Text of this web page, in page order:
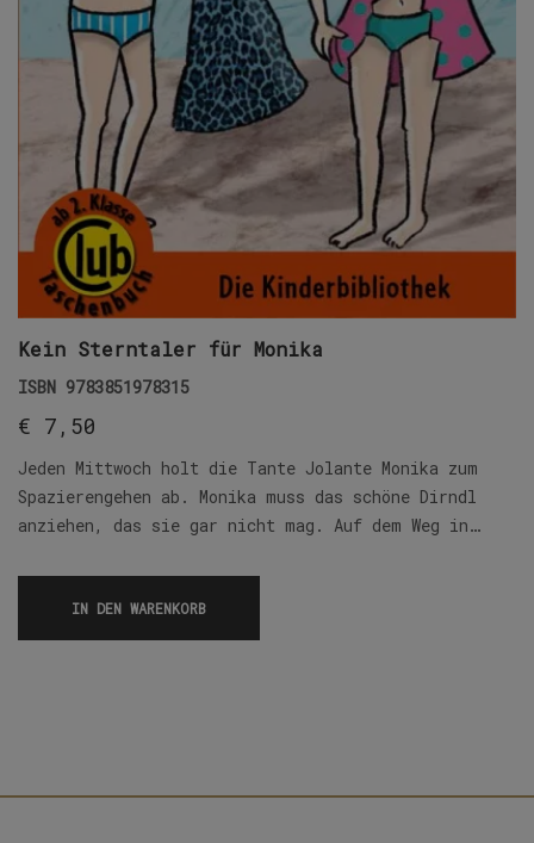
Kein Sterntaler für Monika
ISBN 9783851978315
€ 7,50
Jeden Mittwoch holt die Tante Jolante Monika zum
Spazierengehen ab. Monika muss das schöne Dirndl
anziehen, das sie gar nicht mag. Auf dem Weg in…
IN DEN WARENKORB